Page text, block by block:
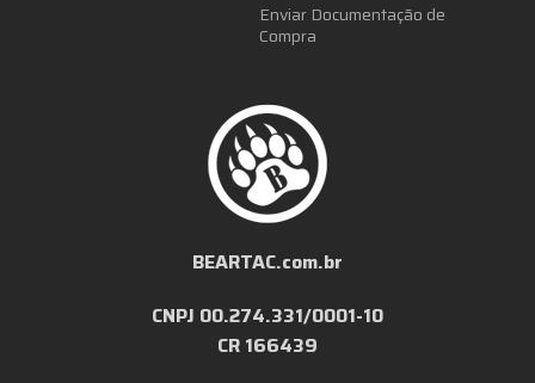
Enviar Documentação de
Compra
BEARTAC.com.br
CNPJ 00.274.331/0001-10
CR 166439